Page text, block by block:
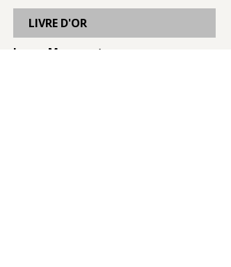
LIVRE D'OR
Laura Manusset